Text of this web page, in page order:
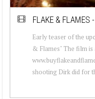
FLAKE & FLAMES
Early teaser of the
& Flames" The film
shooting Dirk did for